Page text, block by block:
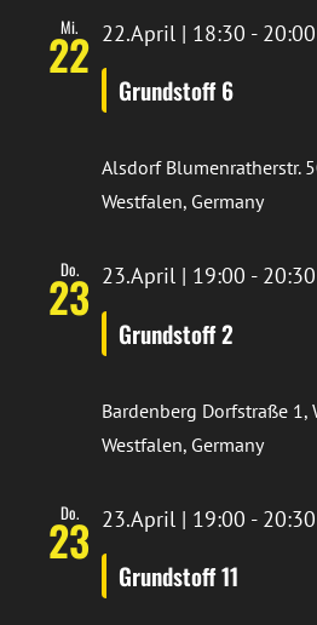
Mi.
22
Grundstoff 6
22.April | 18:30 - 20:00
Alsdorf Blumenratherstr.
Westfalen, Germany
Do.
23
Grundstoff 2
23.April | 19:00 - 20:30
Bardenberg Dorfstraße 1,
Westfalen, Germany
Do.
23
Grundstoff 11
23.April | 19:00 - 20:30